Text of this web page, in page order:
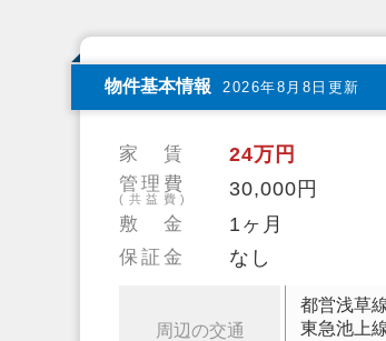
物件基本情報 2026年8月8日更新
家 賃 24万円
管理費
(共益費) 30,000円
敷 金 1ヶ月
保証金 なし
周辺の交通
都営浅草
東急池上